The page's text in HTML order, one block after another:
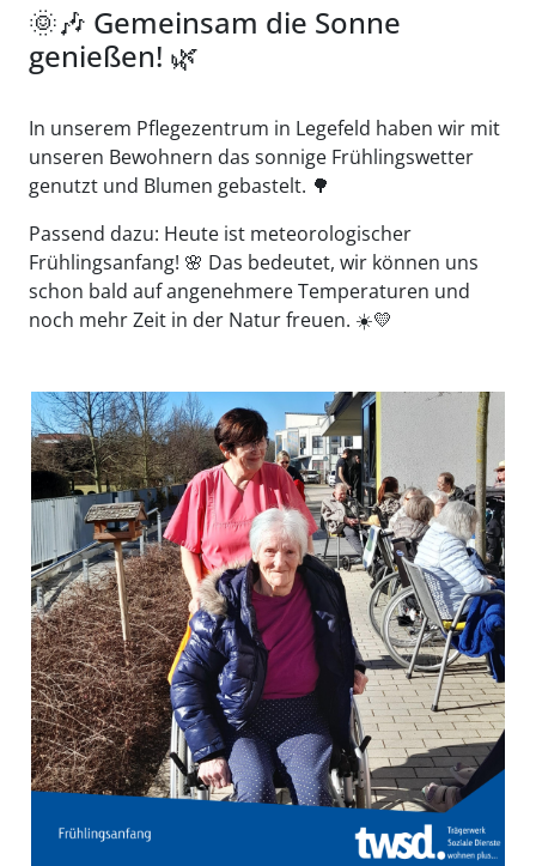
🌞🎶 Gemeinsam die Sonne
genießen! 🌿
In unserem Pflegezentrum in Legefeld haben wir mit
unseren Bewohnern das sonnige Frühlingswetter
genutzt und Blumen gebastelt. 🌳‍
Passend dazu: Heute ist meteorologischer
Frühlingsanfang! 🌸 Das bedeutet, wir können uns
schon bald auf angenehmere Temperaturen und
noch mehr Zeit in der Natur freuen. ☀️💛